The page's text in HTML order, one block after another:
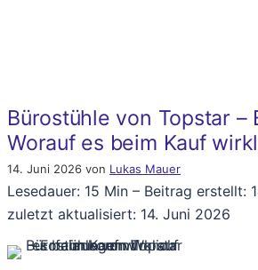
Bürostühle von Topstar –
Worauf es beim Kauf
14. Juni 2026 von Lukas Mauer
Lesedauer: 15 Min – Beitrag erstellt:
zuletzt aktualisiert: 14. Juni 2026